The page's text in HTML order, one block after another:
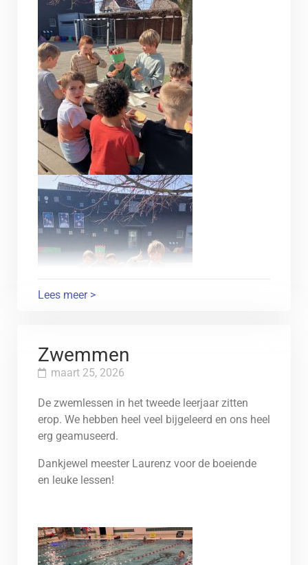
Lees meer >
Zwemmen
maart 25, 2026
De zwemlessen in het tweede leerjaar zitten
erop. We hebben heel veel bijgeleerd en ons heel
erg geamuseerd.
Dankjewel meester Laurenz voor de boeiende
en leuke lessen!